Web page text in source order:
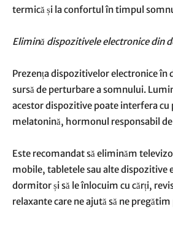
termică și la confortul în timpul
Elimină dispozitivele electronice din
Prezența dispozitivelor electronice
sursă de perturbare a somnului.
acestor dispozitive poate interfera cu
melatonină, hormonul responsabil
Este recomandat să eliminăm
mobile, tabletele sau alte dispozitive
dormitor și să le înlocuim cu cărți,
relaxante care ne ajută să ne